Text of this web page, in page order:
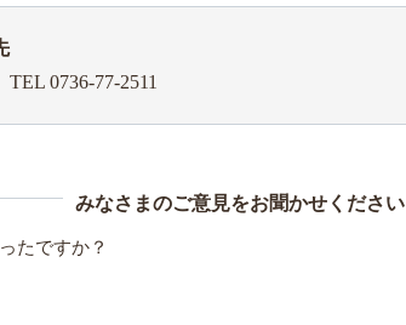
TEL 0736-77-2511
みなさまのご意見をお聞かせください
たですか？